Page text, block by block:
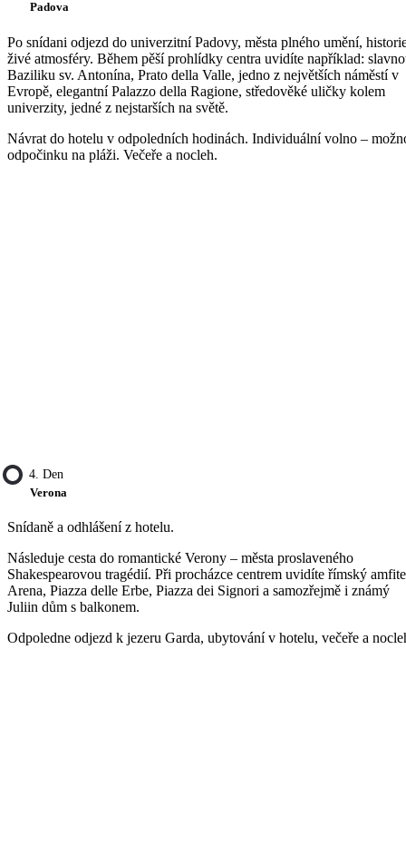
Padova
Po snídani odjezd do univerzitní Padovy, města plného umění,
živé atmosféry. Během pěší prohlídky centra uvidíte například:
Baziliku sv. Antonína, Prato della Valle, jedno z největších náměstí v
Evropě, elegantní Palazzo della Ragione, středověké uličky kolem
univerzity, jedné z nejstarších na světě.
Návrat do hotelu v odpoledních hodinách. Individuální volno –
odpočinku na pláži. Večeře a nocleh.
4. Den
Verona
Snídaně a odhlášení z hotelu.
Následuje cesta do romantické Verony – města proslaveného
Shakespearovou tragédií. Při procházce centrem uvidíte římský
Arena, Piazza delle Erbe, Piazza dei Signori a samozřejmě i známý
Juliin dům s balkonem.
Odpoledne odjezd k jezeru Garda, ubytování v hotelu, večeře a